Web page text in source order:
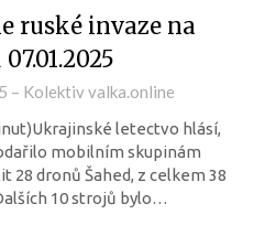
ruské invaze na
– Kolektiv valka.online
letectvo hlásí,
mobilním skupinám
dronů Šahed, z celkem 38
10 strojů bylo…